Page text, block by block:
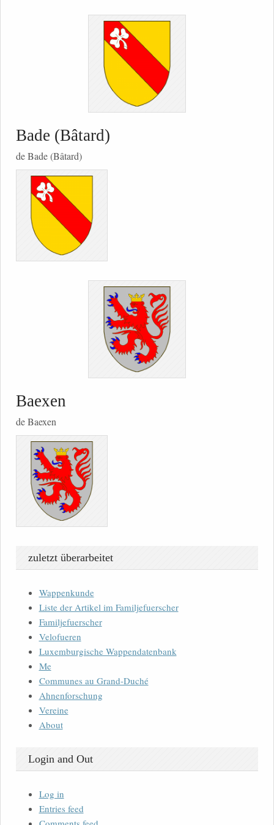
Bade (Bâtard)
de Bade (Bâtard)
Baexen
de Baexen
zuletzt überarbeitet
Wappenkunde
Liste der Artikel im Familjefuerscher
Familjefuerscher
Velofueren
Luxemburgische Wappendatenbank
Me
Communes au Grand-Duché
Ahnenforschung
Vereine
About
Login and Out
Log in
Entries feed